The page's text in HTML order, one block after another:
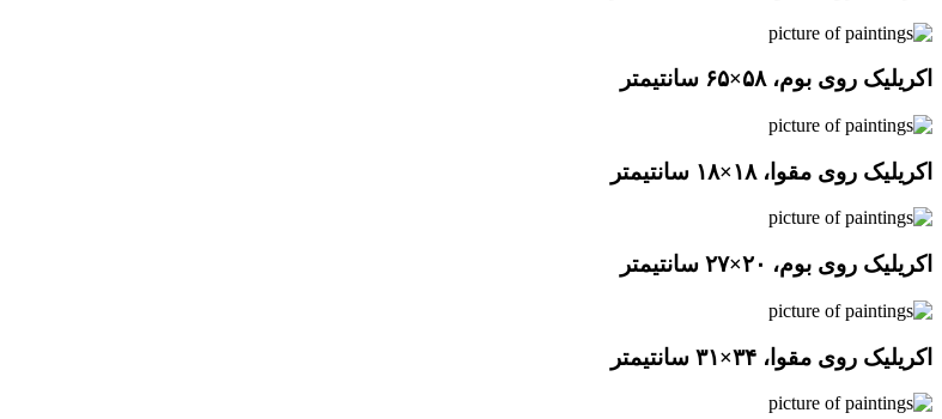
اکریلیک روی بوم، ۵۸×۶۵ سانتیمتر
اکریلیک روی مقوا، ۱۸×۱۸ سانتیمتر
اکریلیک روی بوم، ۲۰×۲۷ سانتیمتر
اکریلیک روی مقوا، ۳۴×۳۱ سانتیمتر